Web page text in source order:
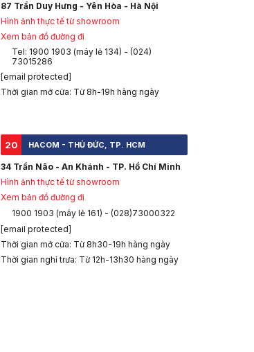
87 Trần Duy Hưng - Yên Hòa - Hà Nội
Hình ảnh thực tế từ showroom
Xem bản đồ đường đi
Tel: 1900 1903 (máy lẻ 134) - (024)
73015286
[email protected]
Thời gian mở cửa: Từ 8h-19h hàng ngày
20 HACOM - THỦ ĐỨC, TP. HCM
34 Trần Não - An Khánh - TP. Hồ Chí Minh
Hình ảnh thực tế từ showroom
Xem bản đồ đường đi
1900 1903 (máy lẻ 161) - (028)73000322
[email protected]
Thời gian mở cửa: Từ 8h30-19h hàng ngày
Thời gian nghỉ trưa: Từ 12h-13h30 hàng ngày